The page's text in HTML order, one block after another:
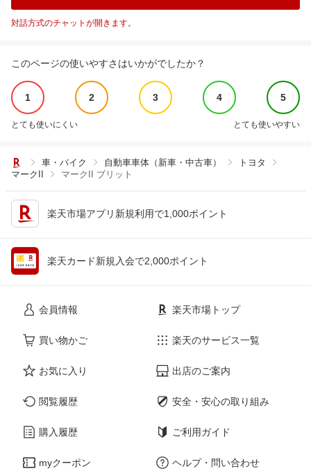
対話方式のチャットが開きます。
このページの使いやすさはいかがでしたか？
1 2 3 4 5
とても使いにくい とても使いやすい
車・バイク 自動車車体（新車・中古車）
トヨタ
マークII
マークII ブリット
楽天市場アプリ新規利用で1,000ポイント
楽天カード新規入会で2,000ポイント
会員情報
買い物かご
お気に入り
閲覧履歴
購入履歴
myクーポン
楽天市場トップ
楽天のサービス一覧
出店のご案内
安全・安心の取り組み
ご利用ガイド
ヘルプ・問い合わせ